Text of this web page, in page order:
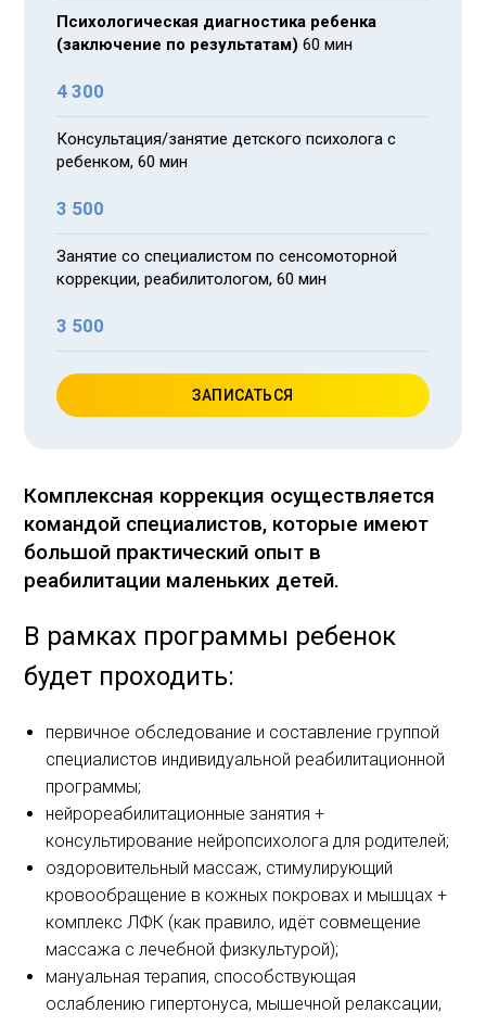
Психологическая диагностика ребенка
(заключение по результатам) 60 мин
4 300
Консультация/занятие детского психолога с
ребенком, 60 мин
3 500
Занятие со специалистом по сенсомоторной
коррекции, реабилитологом, 60 мин
3 500
ЗАПИСАТЬСЯ
Комплексная коррекция осуществляется
командой специалистов, которые имеют
большой практический опыт в
реабилитации маленьких детей.
В рамках программы ребенок
будет проходить:
первичное обследование и составление группой
специалистов индивидуальной реабилитационной
программы;
нейрореабилитационные занятия +
консультирование нейропсихолога для родителей;
оздоровительный массаж, стимулирующий
кровообращение в кожных покровах и мышцах +
комплекс ЛФК (как правило, идёт совмещение
массажа с лечебной физкультурой);
мануальная терапия, способствующая
ослаблению гипертонуса, мышечной релаксации,